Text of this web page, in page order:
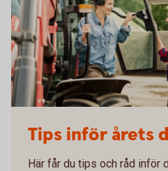
Tips inför årets
Här får du tips och råd inför